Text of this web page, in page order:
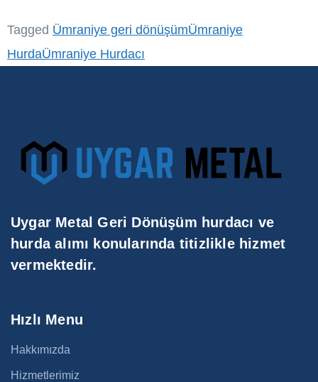
Tagged Ümraniye geri dönüşümÜmraniye
HurdaÜmraniye Hurdacı
Uygar Metal Geri Dönüşüm hurdacı ve
hurda alımı konularında titizlikle hizmet
vermektedir.
Hızlı Menu
Hakkımızda
Hizmetlerimiz